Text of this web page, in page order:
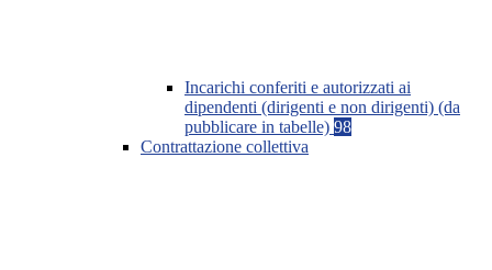
Incarichi conferiti e autorizzati ai
dipendenti (dirigenti e non dirigenti) (da
pubblicare in tabelle) 98
Contrattazione collettiva